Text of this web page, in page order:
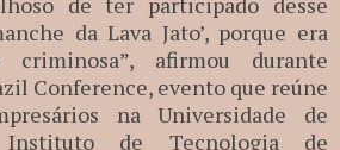
da Lava Jato’, porque era
criminosa”, afirmou durante
Conference, evento que reúne
na Universidade de
de Tecnologia de